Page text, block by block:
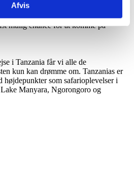
Afvis
koster en ekstra dag på bjerget i tid
godt ud, fordi vi tager til
mulig chance for at komme på
i Tanzania får vi alle de
kun kan drømme om. Tanzanias er
højdepunkter som safarioplevelser i
Manyara, Ngorongoro og